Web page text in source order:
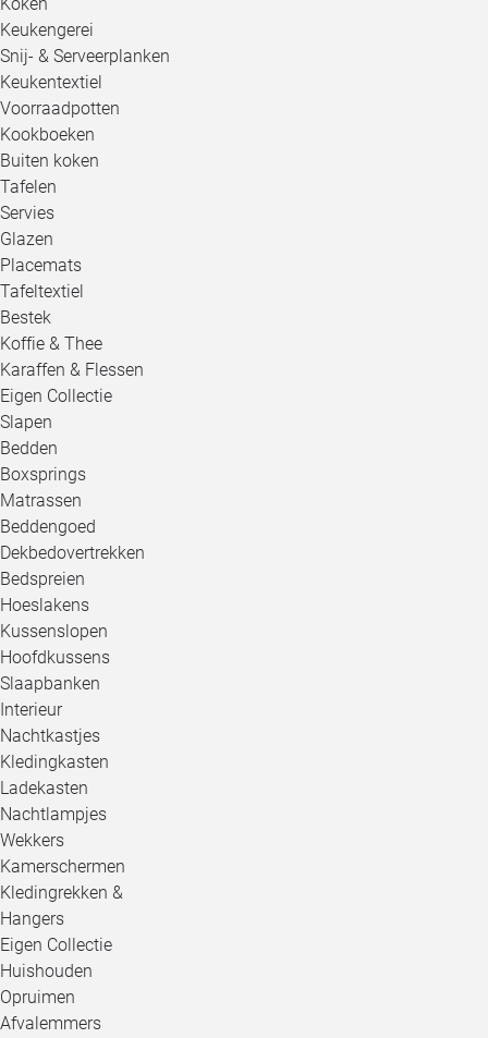
Keukengerei
Snij- & Serveerplanken
Keukentextiel
Voorraadpotten
Kookboeken
Buiten koken
Tafelen
Servies
Glazen
Placemats
Tafeltextiel
Bestek
Koffie & Thee
Karaffen & Flessen
Eigen Collectie
Slapen
Bedden
Boxsprings
Matrassen
Beddengoed
Dekbedovertrekken
Bedspreien
Hoeslakens
Kussenslopen
Hoofdkussens
Slaapbanken
Interieur
Nachtkastjes
Kledingkasten
Ladekasten
Nachtlampjes
Wekkers
Kamerschermen
Kledingrekken &
Hangers
Eigen Collectie
Huishouden
Opruimen
Afvalemmers